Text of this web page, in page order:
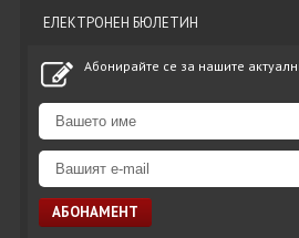
ЕЛЕКТРОНЕН БЮЛЕТИН
Абонирайте се за нашите